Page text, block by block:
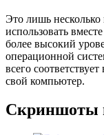
Это лишь
использовать
более высокий
операционной
всего
свой компьютер.
Скриншоты